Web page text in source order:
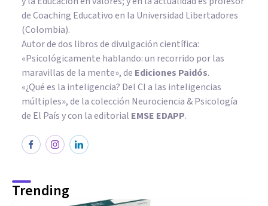
de Coaching Educativo en la Universidad Libertadores
(Colombia).
Autor de dos libros de divulgación científica:
«Psicológicamente hablando: un recorrido por las
maravillas de la mente», de Ediciones Paidós.
«¿Qué es la inteligencia? Del CI a las inteligencias
múltiples», de la colección Neurociencia & Psicología
de El País y con la editorial EMSE EDAPP.
Trending